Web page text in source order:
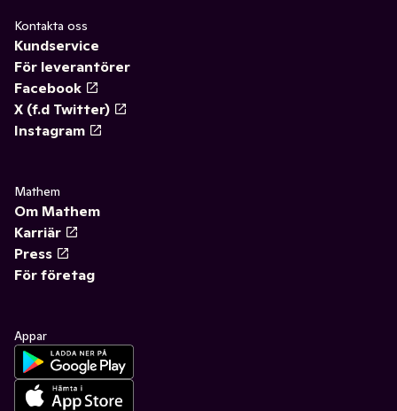
Kontakta oss
Kundservice
För leverantörer
Facebook
X (f.d Twitter)
Instagram
Mathem
Om Mathem
Karriär
Press
För företag
Appar